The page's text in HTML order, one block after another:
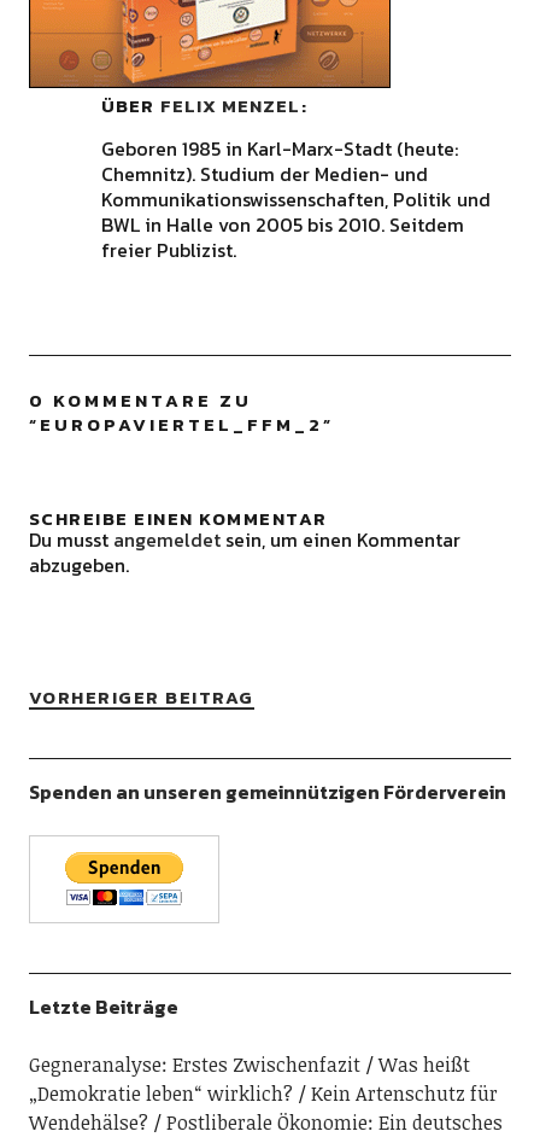
ÜBER FELIX MENZEL
Geboren 1985 in Karl-Marx-Stadt (heute:
Chemnitz). Studium der Medien- und
Kommunikationswissenschaften, Politik und
BWL in Halle von 2005 bis 2010. Seitdem
freier Publizist.
0 KOMMENTARE ZU
“EUROPAVIERTEL_FFM_2”
SCHREIBE EINEN KOMMENTAR
Du musst angemeldetsein, um einen Kommentar
abzugeben.
VORHERIGER BEITRAG
Spenden an unseren gemeinnützigen Förderverein
Letzte Beiträge
Gegneranalyse: Erstes Zwischenfazit
Was heißt
„Demokratie leben“ wirklich?
Kein Artenschutz für
Wendehälse?
Postliberale Ökonomie: Ein deutsches